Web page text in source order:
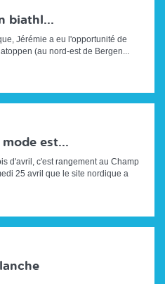
biathl...
Jérémie a eu l'opportunité de
(au nord-est de Bergen...
est...
d'avril, c'est rangement au Champ
25 avril que le site nordique a